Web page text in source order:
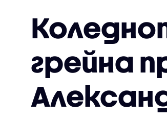
грейна